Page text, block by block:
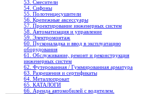
53. Смесители
54. Сифоны
55. Полотенцесушители
56. Крепежные аксессуары
57. Проектирование инженерных систем
58. Автоматизация и управление
59. Электромонтаж
60. Пусконаладка и ввод в эксплуатацию
оборудования
61. Обслуживание, ремонт и реконструкция
инженерных систем
62. Футерованная / Гуммированная арматура
63. Разрешения и сертификаты
64. Металлопрокат
65. КАТАЛОГИ
66. Аренда автомобилей с водителем.